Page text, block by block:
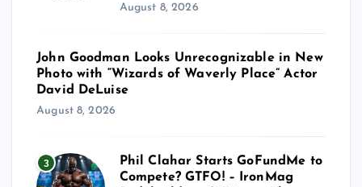
August 8, 2026
John Goodman Looks Unrecognizable in New
Photo with “Wizards of Waverly Place” Actor
David DeLuise
August 8, 2026
3
Phil Clahar Starts GoFundMe to
Compete? GTFO! – IronMag